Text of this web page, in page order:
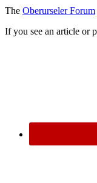
The Oberurseler Forum
If you see an article or